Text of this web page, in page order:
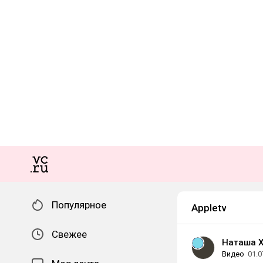
Популярное
Свежее
Appletv
Наташа
Видео